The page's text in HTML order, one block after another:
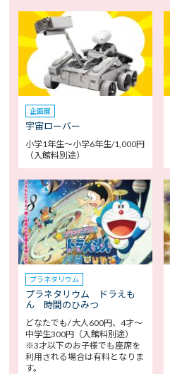
企画展
宇宙ローバー
小学1年生～小学6年生/1,000円
（入館料別途）
プラネタリウム
プラネタリウム ドラえも
ん 時間のひみつ
どなたでも/ 大人600円、4才～
中学生300円（入館料別途）
※3才以下のお子様でも座席を
利用される場合は有料となりま
す。